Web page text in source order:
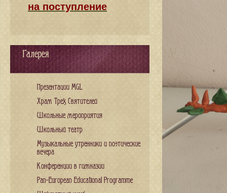
на поступление
Галерея
Презентации MGL
Храм Трех Святителей
Школьные мероприятия
Школьный театр
Музыкальные утренники и поэтические
вечера
Конференции в гимназии
Pan-European Educational Programme